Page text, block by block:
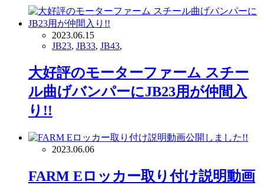
2023.06.15
JB23, JB33, JB43,
大好評のモーターファーム スチー
ル曲げバンパーにJB23用が仲間入
り!!
2023.06.06
FARM Eロッカー取り付け説明動画